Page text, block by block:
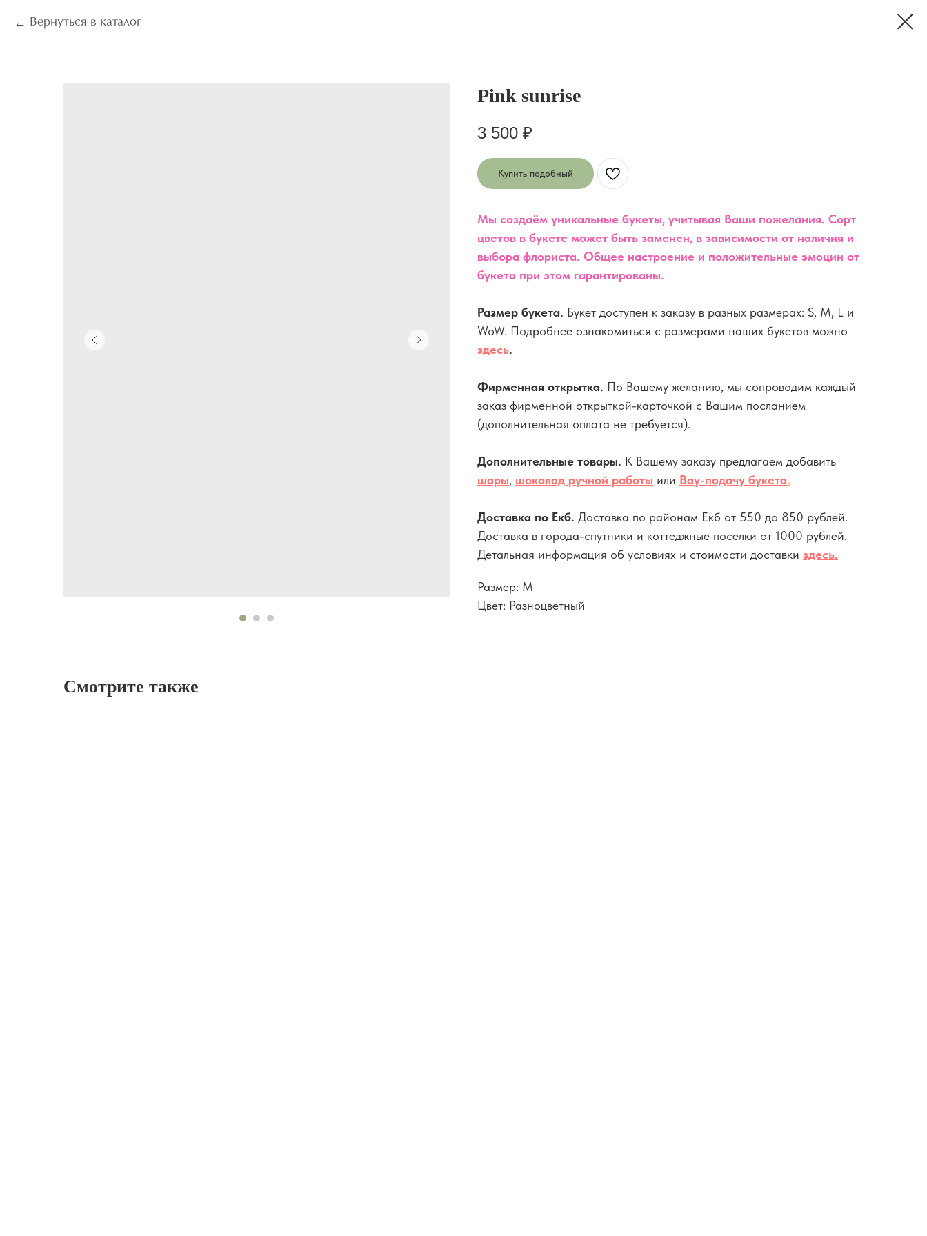
Вернуться в каталог
Pink sunrise
3 500 ₽
Купить подобный
Мы создаём уникальные букеты, учитывая Ваши пожелания. Сорт
цветов в букете может быть заменен, в зависимости от наличия и
выбора флориста. Общее настроение и положительные эмоции от
букета при этом гарантированы.
Размер букета. Букет доступен к заказу в разных размерах: S, M, L и
WoW. Подробнее ознакомиться с размерами наших букетов можно
здесь.
Фирменная открытка. По Вашему желанию, мы сопроводим каждый
заказ фирменной открыткой-карточкой с Вашим посланием
(дополнительная оплата не требуется).
Дополнительные товары. К Вашему заказу предлагаем добавить
шары, шоколад ручной работы или Вау-подачу букета.
Доставка по Екб. Доставка по районам Екб от 550 до 850 рублей.
Доставка в города-спутники и коттеджные поселки от 1000 рублей.
Детальная информация об условиях и стоимости доставки здесь.
Размер: M
Цвет: Разноцветный
Смотрите также